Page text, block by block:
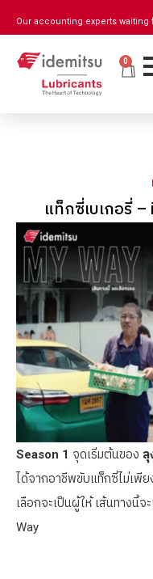
Our accounting experts waiting
0
แท็กซี่เบเกอรี่ –
Season 1 จุดเริ่มต้นของ ลุ
ได้จากอาชีพขับแท็กซี่ไม่เพี
เลือกจะเป็นผู้ให้ เส้นทางนี้
Way